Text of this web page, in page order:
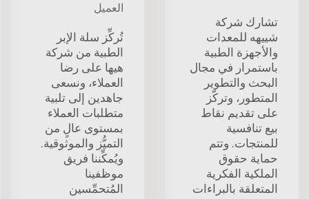
تشارك شركة
شييهه للمعدات
والأجهزة الطبية
باستمرار في مجال
البحث والتطوير
المتطور، وتركّز
على تقديم نقاط
بيع تنافسية
للمنتجات. وتتم
حماية حقوق
الملكية الفكرية
المتعلقة بالبراءات
العميل
تُركِّز سلة الإبر
الطبية من شركة
هيها على رضا
العملاء، ونسعى
جاهدين إلى تلبية
متطلبات العملاء
بمستوى عالٍ من
التميُّز والموثوقية.
ويُمكِّننا فريق
موظفينا
المُتحمِّسين